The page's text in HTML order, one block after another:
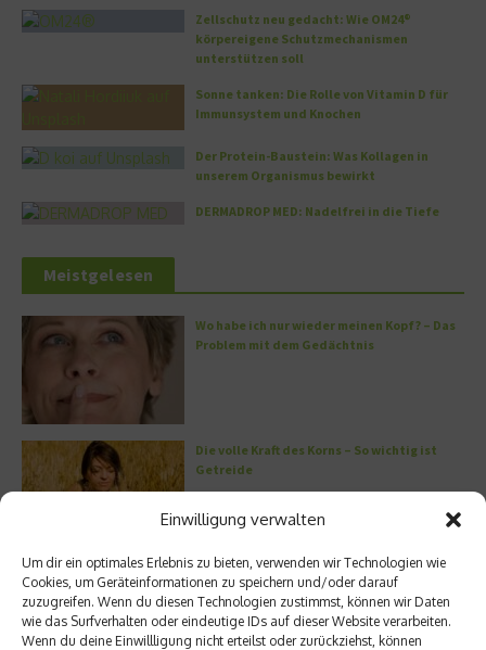
Einwilligung verwalten
Um dir ein optimales Erlebnis zu bieten, verwenden wir Technologien wie
Cookies, um Geräteinformationen zu speichern und/oder darauf
zuzugreifen. Wenn du diesen Technologien zustimmst, können wir Daten
wie das Surfverhalten oder eindeutige IDs auf dieser Website verarbeiten.
Wenn du deine Einwillligung nicht erteilst oder zurückziehst, können
Zellschutz neu gedacht: Wie OM24®
körpereigene Schutzmechanismen
unterstützen soll
Sonne tanken: Die Rolle von Vitamin D für
Immunsystem und Knochen
Der Protein-Baustein: Was Kollagen in
unserem Organismus bewirkt
DERMADROP MED: Nadelfrei in die Tiefe
Meistgelesen
Wo habe ich nur wieder meinen Kopf? – Das
Problem mit dem Gedächtnis
Die volle Kraft des Korns – So wichtig ist
Getreide
Entzündung der Nebenhöhlen: Symptome
und verschiedene Formen